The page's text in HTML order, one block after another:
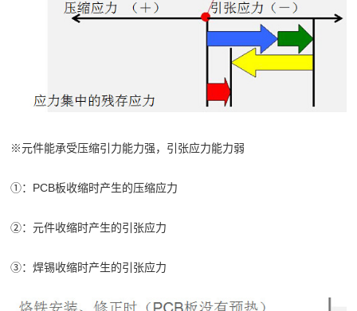
※元件能承受压缩引力能力强，引张应力能力弱
①：PCB板收缩时产生的压缩应力
②：元件收缩时产生的引张应力
③：焊锡收缩时产生的引张应力